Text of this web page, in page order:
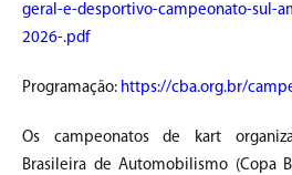
geral-e-desportivo-campeonato-sul-
2026-.pdf
Programação: https://cba.org.br/
Os campeonatos de kart
Brasileira de Automobilismo (Copa